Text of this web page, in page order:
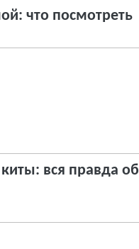
что посмотреть
вся правда об